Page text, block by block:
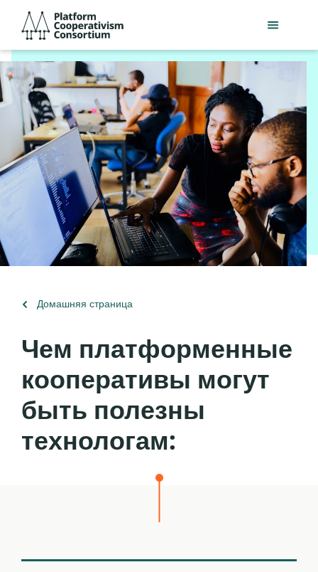
Перейти
основному
содержанию
Consortium
Вернуться
Домашняя страница
Чем платформенные
кооперативы могут
быть полезны
технологам: